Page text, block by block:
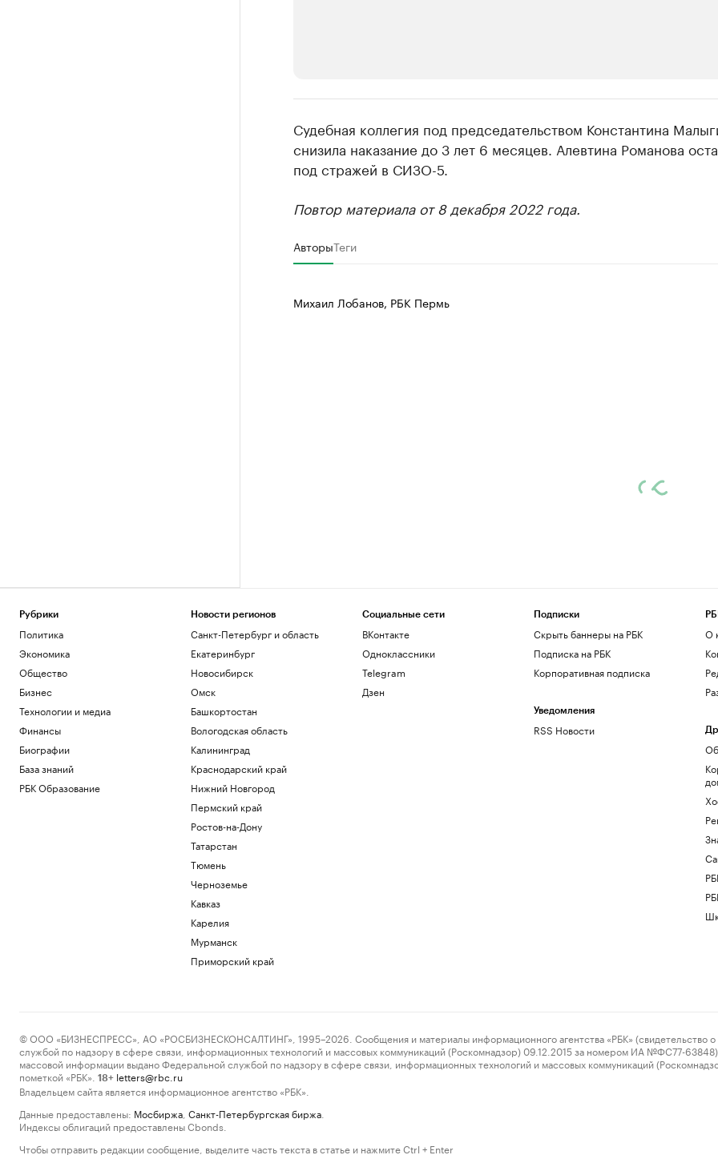
Крупнейшие производители и продавцы медийной
Ознакомьтесь с информацией в каталоге
Судебная коллегия под председательством Константина
снизила наказание до 3 лет 6 месяцев. Алевтина Романова
под стражей в СИЗО-5.
Повтор материала от 8 декабря 2022 года.
АвторыТеги
Михаил Лобанов, РБК Пермь
Рубрики
Политика
Экономика
Общество
Бизнес
Технологии и медиа
Финансы
Биографии
База знаний
РБК Образование
Новости регионов
Санкт-Петербург и область
Екатеринбург
Новосибирск
Омск
Башкортостан
Вологодская область
Калининград
Краснодарский край
Нижний Новгород
Пермский край
Ростов-на-Дону
Татарстан
Тюмень
Черноземье
Кавказ
Карелия
Мурманск
Приморский край
Социальные сети
ВКонтакте
Одноклассники
Telegram
Дзен
Подписки
Скрыть баннеры на РБК
Подписка на РБК
Корпоративная подписка
Уведомления
RSS Новости
О
© ООО «БИЗНЕСПРЕСС», АО «РОСБИЗНЕСКОНСАЛТИНГ», 1995–2026. Сообщения и материалы информационного агентства «РБК» (свидетельство о
службой по надзору в сфере связи, информационных технологий и массовых коммуникаций (Роскомнадзор) 09.12.2015 за номером ИА №ФС77-63848)
массовой информации выдано Федеральной службой по надзору в сфере связи, информационных технологий и массовых коммуникаций
пометкой «РБК».
18+ letters@rbc.ru
Владельцем сайта является информационное агентство «РБК».
Данные предоставлены: Мосбиржа Санкт-Петербургская биржа
Индексы облигаций предоставлены Cbonds.
Чтобы отправить редакции сообщение, выделите часть текста в статье и нажмите Ctrl + Enter